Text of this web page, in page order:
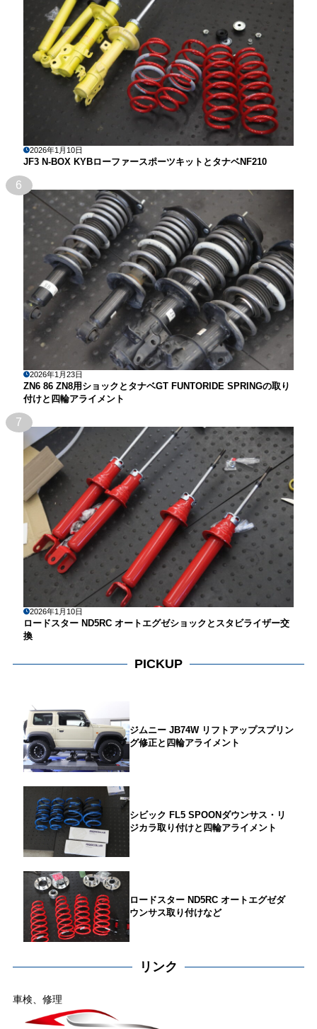
2026年1月10日
JF3 N-BOX KYBローファースポーツキットとタナベNF210
6
2026年1月23日
ZN6 86 ZN8用ショックとタナベGT FUNTORIDE SPRINGの取り
付けと四輪アライメント
7
2026年1月10日
ロードスター ND5RC オートエグゼショックとスタビライザー交
換
PICKUP
ジムニー JB74W リフトアップスプリン
グ修正と四輪アライメント
シビック FL5 SPOONダウンサス・リ
ジカラ取り付けと四輪アライメント
ロードスター ND5RC オートエグゼダ
ウンサス取り付けなど
リンク
車検、修理